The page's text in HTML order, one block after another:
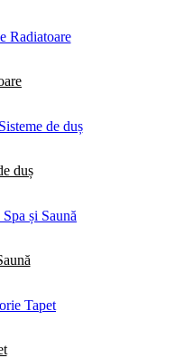
duș